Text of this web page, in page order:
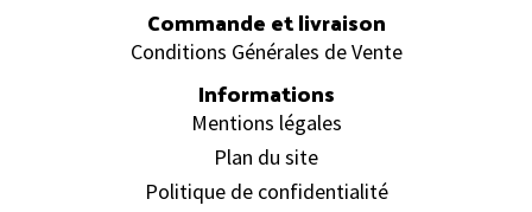
Commande et livraison
Conditions Générales de Vente
Informations
Mentions légales
Plan du site
Politique de confidentialité